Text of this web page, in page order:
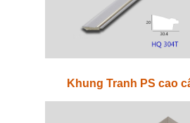
Khung Tranh PS cao